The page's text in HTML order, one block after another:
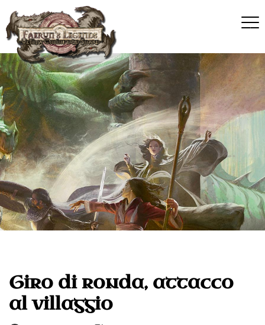
Giro di ronda, attacco
al villaggio